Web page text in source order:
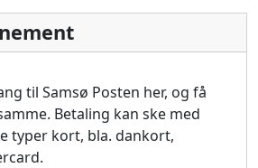
til Samsø Posten her, og få
Betaling kan ske med
typer kort, bla. dankort,